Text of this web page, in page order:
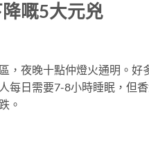
嘅5大元兇
，夜晚十點仲燈火通明。
每日需要7-8小時睡眠，但
。